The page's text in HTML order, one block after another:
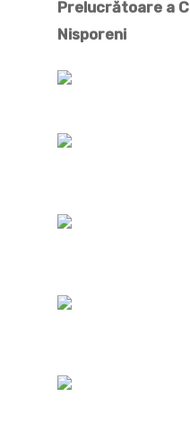
Prelucrătoare a
Nisporeni